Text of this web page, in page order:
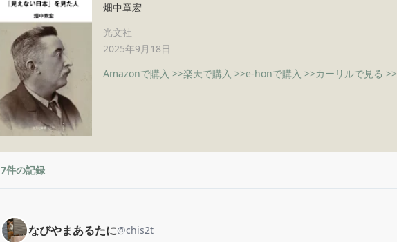
畑中章宏
光文社
2025年9月18日
Amazonで購入 >>楽天で購入 >>e-honで購入 >>カーリルで見る >>
7件の記録
なびやまあるたに@chis2t